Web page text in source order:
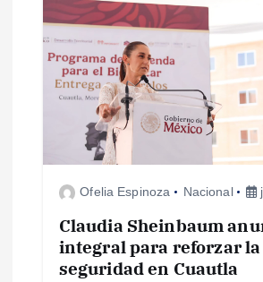
ó
e
Ofelia Espinoza Nacional
Claudia Sheinbaum
integral para reforzar la
seguridad en Cuautla